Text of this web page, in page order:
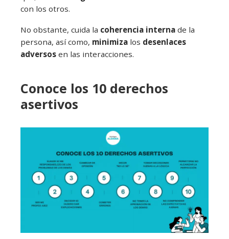
con los otros.
No obstante, cuida la coherencia interna de la
persona, así como, minimiza los desenlaces
adversos en las interacciones.
Conoce los 10 derechos
asertivos